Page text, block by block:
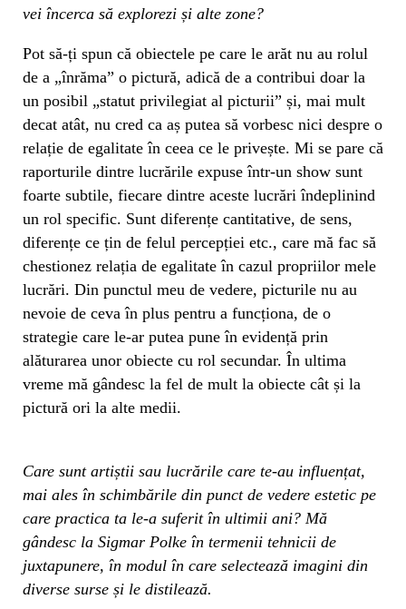
vei încerca să explorezi și alte zone?
Pot să-ți spun că obiectele pe care le arăt nu au rolul
de a „înrăma” o pictură, adică de a contribui doar la
un posibil „statut privilegiat al picturii” și, mai mult
decat atât, nu cred ca aș putea să vorbesc nici despre o
relație de egalitate în ceea ce le privește. Mi se pare că
raporturile dintre lucrările expuse într-un show sunt
foarte subtile, fiecare dintre aceste lucrări îndeplinind
un rol specific. Sunt diferențe cantitative, de sens,
diferențe ce țin de felul percepției etc., care mă fac să
chestionez relația de egalitate în cazul propriilor mele
lucrări. Din punctul meu de vedere, picturile nu au
nevoie de ceva în plus pentru a funcționa, de o
strategie care le-ar putea pune în evidență prin
alăturarea unor obiecte cu rol secundar. În ultima
vreme mă gândesc la fel de mult la obiecte cât și la
pictură ori la alte medii.
Care sunt artiștii sau lucrările care te-au influențat,
mai ales în schimbările din punct de vedere estetic pe
care practica ta le-a suferit în ultimii ani? Mă
gândesc la Sigmar Polke în termenii tehnicii de
juxtapunere, în modul în care selectează imagini din
diverse surse și le distilează.